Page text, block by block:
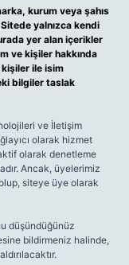
kurum veya şahıs
yalnızca kendi
yer alan içerikler
ve kişiler hakkında
kişiler ile isim
bilgiler taslak
ve İletişim
olarak hizmet
olarak denetleme
Ancak, üyelerimiz
siteye üye olarak
düşündüğünüz
bildirmeniz halinde,